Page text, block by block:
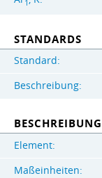
1
STANDARDS
Standard:
Beschreibung:
Element:
Maßeinheiten: